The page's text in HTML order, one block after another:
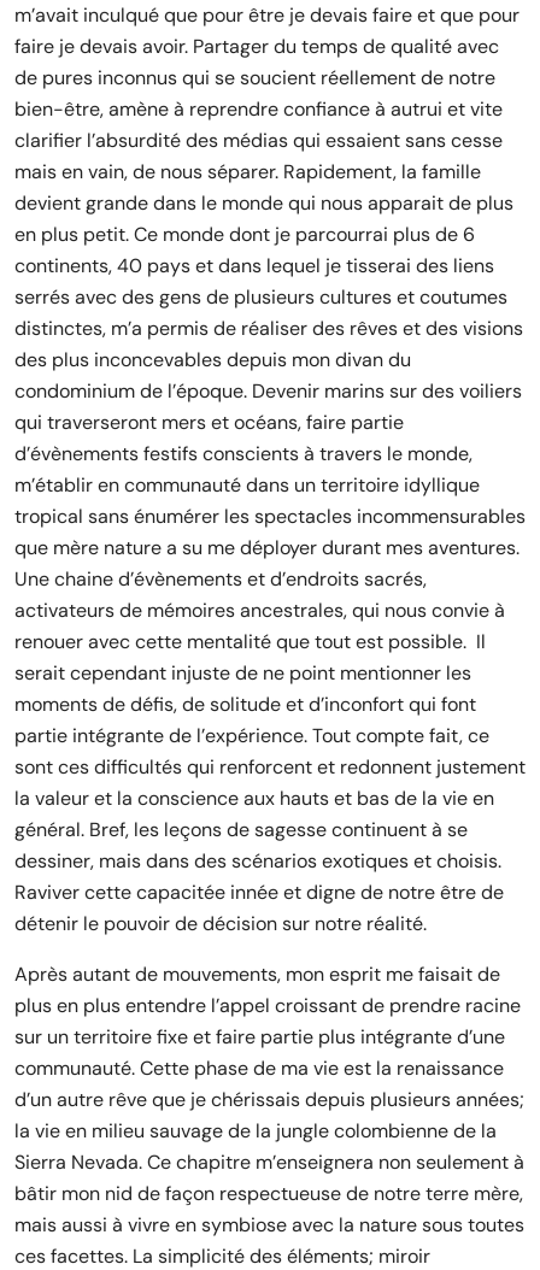
m’avait inculqué que pour être je devais faire et que pour
faire je devais avoir. Partager du temps de qualité avec
de pures inconnus qui se soucient réellement de notre
bien-être, amène à reprendre confiance à autrui et vite
clarifier l’absurdité des médias qui essaient sans cesse
mais en vain, de nous séparer. Rapidement, la famille
devient grande dans le monde qui nous apparait de plus
en plus petit. Ce monde dont je parcourrai plus de 6
continents, 40 pays et dans lequel je tisserai des liens
serrés avec des gens de plusieurs cultures et coutumes
distinctes, m’a permis de réaliser des rêves et des visions
des plus inconcevables depuis mon divan du
condominium de l’époque. Devenir marins sur des voiliers
qui traverseront mers et océans, faire partie
d’évènements festifs conscients à travers le monde,
m’établir en communauté dans un territoire idyllique
tropical sans énumérer les spectacles incommensurables
que mère nature a su me déployer durant mes aventures.
Une chaine d’évènements et d’endroits sacrés,
activateurs de mémoires ancestrales, qui nous convie à
renouer avec cette mentalité que tout est possible. Il
serait cependant injuste de ne point mentionner les
moments de défis, de solitude et d’inconfort qui font
partie intégrante de l’expérience. Tout compte fait, ce
sont ces difficultés qui renforcent et redonnent justement
la valeur et la conscience aux hauts et bas de la vie en
général. Bref, les leçons de sagesse continuent à se
dessiner, mais dans des scénarios exotiques et choisis.
Raviver cette capacitée innée et digne de notre être de
détenir le pouvoir de décision sur notre réalité.
Après autant de mouvements, mon esprit me faisait de
plus en plus entendre l’appel croissant de prendre racine
sur un territoire fixe et faire partie plus intégrante d’une
communauté. Cette phase de ma vie est la renaissance
d’un autre rêve que je chérissais depuis plusieurs années;
la vie en milieu sauvage de la jungle colombienne de la
Sierra Nevada. Ce chapitre m’enseignera non seulement à
bâtir mon nid de façon respectueuse de notre terre mère,
mais aussi à vivre en symbiose avec la nature sous toutes
ces facettes. La simplicité des éléments; miroir